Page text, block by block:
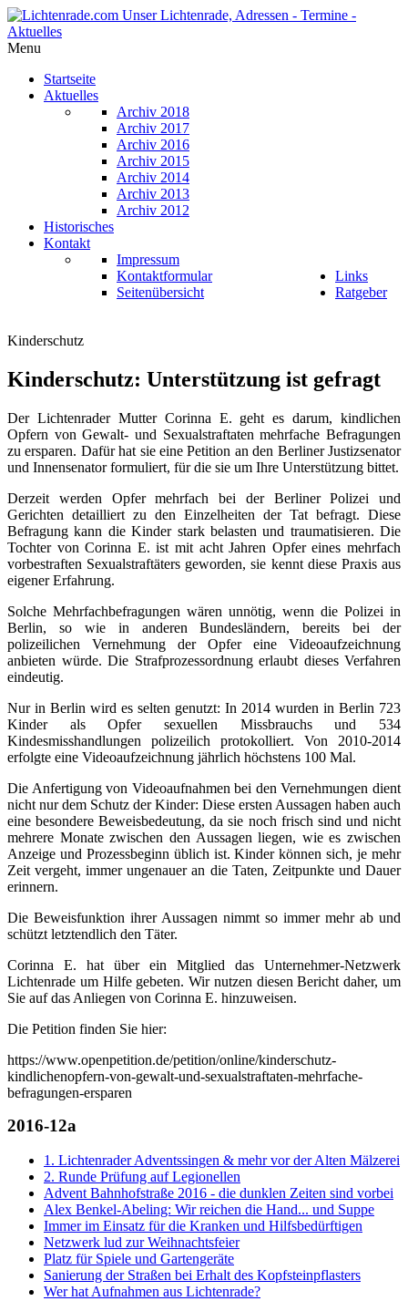
Menu
Startseite
Aktuelles
Archiv 2018
Archiv 2017
Archiv 2016
Archiv 2015
Archiv 2014
Archiv 2013
Archiv 2012
Historisches
Kontakt
Impressum
Kontaktformular
Seitenübersicht
Links
Ratgeber
Kinderschutz
Kinderschutz: Unterstützung ist gefragt
Der Lichtenrader Mutter Corinna E. geht es darum, kindlichen
Opfern von Gewalt- und Sexualstraftaten mehrfache Befragungen
zu ersparen. Dafür hat sie eine Petition an den Berliner Justizsenator
und Innensenator formuliert, für die sie um Ihre Unterstützung bittet.
Derzeit werden Opfer mehrfach bei der Berliner Polizei und
Gerichten detailliert zu den Einzelheiten der Tat befragt. Diese
Befragung kann die Kinder stark belasten und traumatisieren. Die
Tochter von Corinna E. ist mit acht Jahren Opfer eines mehrfach
vorbestraften Sexualstraftäters geworden, sie kennt diese Praxis aus
eigener Erfahrung.
Solche Mehrfachbefragungen wären unnötig, wenn die Polizei in
Berlin, so wie in anderen Bundesländern, bereits bei der
polizeilichen Vernehmung der Opfer eine Videoaufzeichnung
anbieten würde. Die Strafprozessordnung erlaubt dieses Verfahren
eindeutig.
Nur in Berlin wird es selten genutzt: In 2014 wurden in Berlin 723
Kinder als Opfer sexuellen Missbrauchs und 534
Kindesmisshandlungen polizeilich protokolliert. Von 2010-2014
erfolgte eine Videoaufzeichnung jährlich höchstens 100 Mal.
Die Anfertigung von Videoaufnahmen bei den Vernehmungen dient
nicht nur dem Schutz der Kinder: Diese ersten Aussagen haben auch
eine besondere Beweisbedeutung, da sie noch frisch sind und nicht
mehrere Monate zwischen den Aussagen liegen, wie es zwischen
Anzeige und Prozessbeginn üblich ist. Kinder können sich, je mehr
Zeit vergeht, immer ungenauer an die Taten, Zeitpunkte und Dauer
erinnern.
Die Beweisfunktion ihrer Aussagen nimmt so immer mehr ab und
schützt letztendlich den Täter.
Corinna E. hat über ein Mitglied das Unternehmer-Netzwerk
Lichtenrade um Hilfe gebeten. Wir nutzen diesen Bericht daher, um
Sie auf das Anliegen von Corinna E. hinzuweisen.
Die Petition finden Sie hier:
https://www.openpetition.de/petition/online/kinderschutz-
kindlichenopfern-von-gewalt-und-sexualstraftaten-mehrfache-
befragungen-ersparen
2016-12a
1. Lichtenrader Adventssingen & mehr vor der Alten Mälzerei
2. Runde Prüfung auf Legionellen
Advent Bahnhofstraße 2016 - die dunklen Zeiten sind vorbei
Alex Benkel-Abeling: Wir reichen die Hand... und Suppe
Immer im Einsatz für die Kranken und Hilfsbedürftigen
Netzwerk lud zur Weihnachtsfeier
Platz für Spiele und Gartengeräte
Sanierung der Straßen bei Erhalt des Kopfsteinpflasters
Wer hat Aufnahmen aus Lichtenrade?